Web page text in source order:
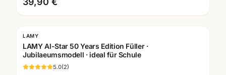
Gravur
LAMY
LAMY Al-Star 50 Years Edition Füller ·
Jubilaeumsmodell · ideal für Schule
5.0(2)